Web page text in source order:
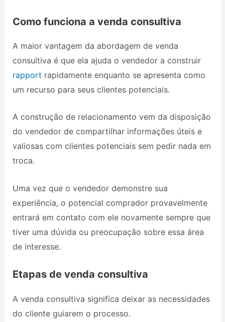
Como funciona a venda consultiva
A maior vantagem da abordagem de venda
consultiva é que ela ajuda o vendedor a construir
rapport rapidamente enquanto se apresenta como
um recurso para seus clientes potenciais.
A construção de relacionamento vem da disposição
do vendedor de compartilhar informações úteis e
valiosas com clientes potenciais sem pedir nada em
troca.
Uma vez que o vendedor demonstre sua
experiência, o potencial comprador provavelmente
entrará em contato com ele novamente sempre que
tiver uma dúvida ou preocupação sobre essa área
de interesse.
Etapas de venda consultiva
A venda consultiva significa deixar as necessidades
do cliente guiarem o processo.